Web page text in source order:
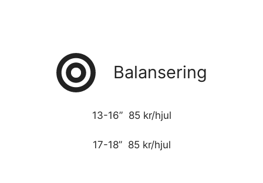
Balansering
13-16” 85 kr/hjul
17-18” 85 kr/hjul